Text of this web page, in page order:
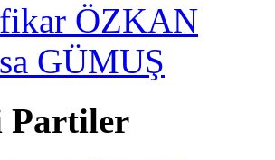
ÖZKAN
GÜMUŞ
Partiler